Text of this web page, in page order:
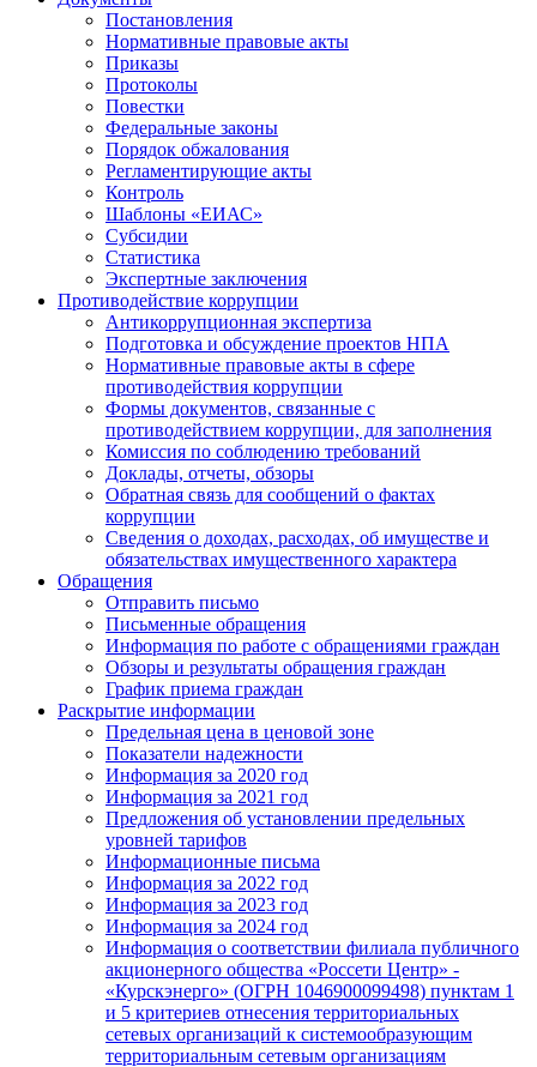
Постановления
Нормативные правовые акты
Приказы
Протоколы
Повестки
Федеральные законы
Порядок обжалования
Регламентирующие акты
Контроль
Шаблоны «ЕИАС»
Субсидии
Статистика
Экспертные заключения
Противодействие коррупции
Антикоррупционная экспертиза
Подготовка и обсуждение проектов НПА
Нормативные правовые акты в сфере
противодействия коррупции
Формы документов, связанные с
противодействием коррупции, для заполнения
Комиссия по соблюдению требований
Доклады, отчеты, обзоры
Обратная связь для сообщений о фактах
коррупции
Сведения о доходах, расходах, об имуществе и
обязательствах имущественного характера
Обращения
Отправить письмо
Письменные обращения
Информация по работе с обращениями граждан
Обзоры и результаты обращения граждан
График приема граждан
Раскрытие информации
Предельная цена в ценовой зоне
Показатели надежности
Информация за 2020 год
Информация за 2021 год
Предложения об установлении предельных
уровней тарифов
Информационные письма
Информация за 2022 год
Информация за 2023 год
Информация за 2024 год
Информация о соответствии филиала публичного
акционерного общества «Россети Центр» -
«Курскэнерго» (ОГРН 1046900099498) пунктам 1
и 5 критериев отнесения территориальных
сетевых организаций к системообразующим
территориальным сетевым организациям